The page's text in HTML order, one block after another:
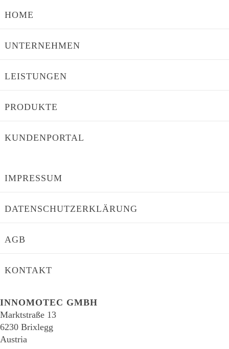
HOME
UNTERNEHMEN
LEISTUNGEN
PRODUKTE
KUNDENPORTAL
IMPRESSUM
DATENSCHUTZERKLÄRUNG
AGB
KONTAKT
INNOMOTEC GMBH
Marktstraße 13
6230 Brixlegg
Austria